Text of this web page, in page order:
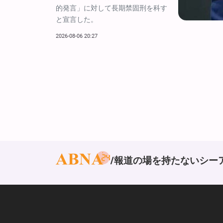
的発言」に対して長期禁固刑を科す
と宣言した。
2026-08-06 20:27
報道の場を持たないシー